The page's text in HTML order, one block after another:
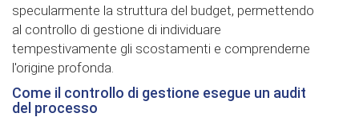
specularmente la struttura del budget, permettendo
al controllo di gestione di individuare
tempestivamente gli scostamenti e comprenderne
l'origine profonda.
Come il controllo di gestione esegue un audit
del processo